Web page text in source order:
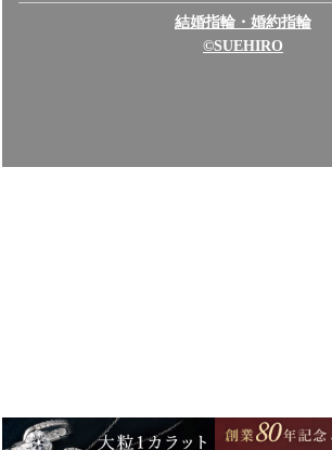
結婚指輪・婚約指輪
©SUEHIRO